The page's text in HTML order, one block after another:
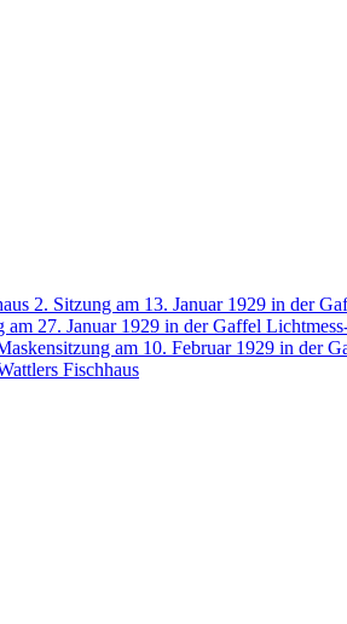
2. Sitzung am 13. Januar 1929 in der
am 27. Januar 1929 in der Gaffel
am 10. Februar 1929 in der
Fischhaus